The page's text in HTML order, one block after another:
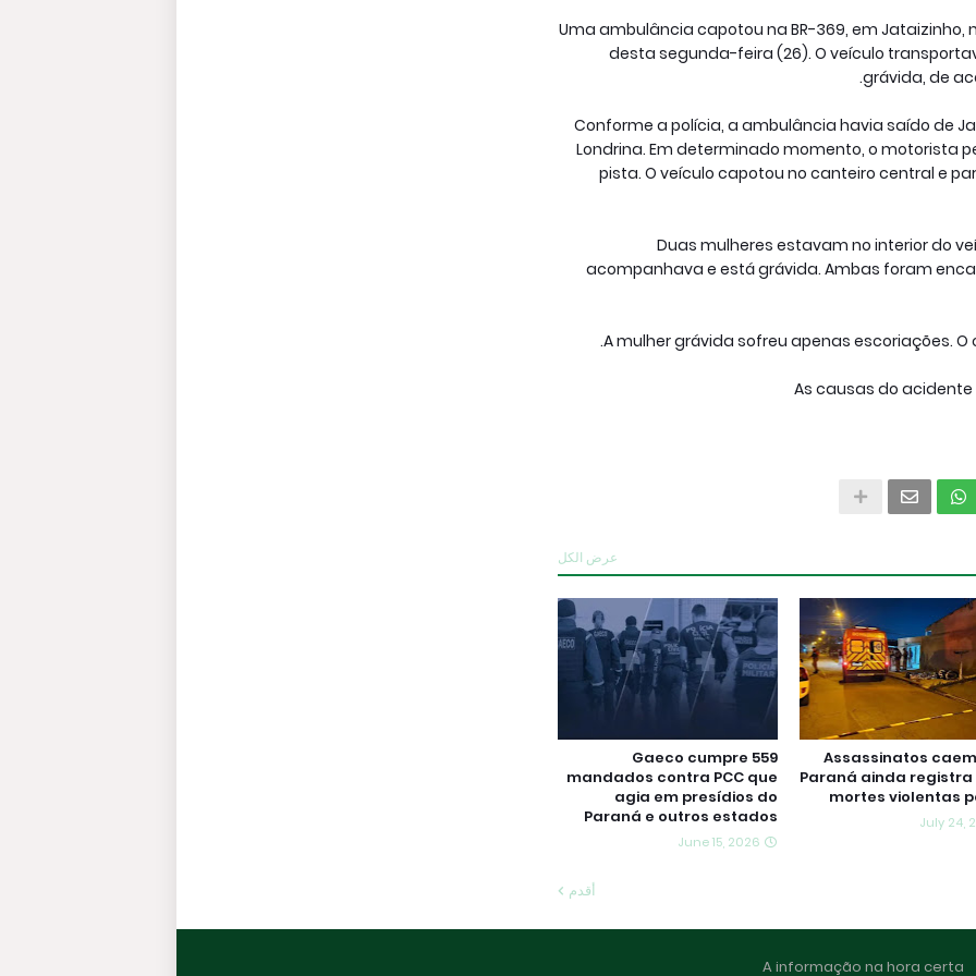
Uma ambulância capotou na BR-369, em Jataizinho,
desta segunda-feira (26). O veículo
grávida, de
Conforme a polícia, a ambulância havia saído de
Londrina. Em determinado momento, o motorista
pista. O veículo capotou no canteiro central e
Duas mulheres estavam no interior do
acompanhava e está grávida. Ambas foram
A mulher grávida sofreu apenas escoriações.
As causas do
عرض الكل
Assassinatos
Paraná ainda registra
mortes violentas
July 24,
Gaeco cumpre 559
mandados contra PCC que
agia em presídios do
Paraná e outros estados
June 15, 2026
أقدم
A informação na hora certa